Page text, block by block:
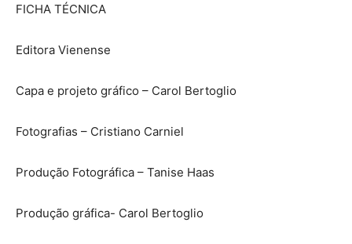
FICHA TÉCNICA
Editora Vienense
Capa e projeto gráfico – Carol Bertoglio
Fotografias – Cristiano Carniel
Produção Fotográfica – Tanise Haas
Produção gráfica- Carol Bertoglio